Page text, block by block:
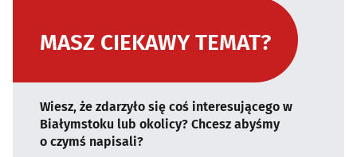
MASZ CIEKAWY TEMAT?
Wiesz, że zdarzyło się coś interesującego w
Białymstoku lub okolicy? Chcesz abyśmy
o czymś napisali?